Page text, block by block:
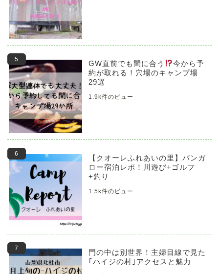
GW直前でも間に合う
今から予
約が取れる！穴場のキャンプ場
29選
1.9k件のビュー
【クオーレふれあいの里】バンガ
ロー宿泊レポ！川遊び+ゴルフ
+釣り
1.5k件のビュー
門の中は別世界！主婦目線で見た
｢ハイジの村｣アクセスと魅力